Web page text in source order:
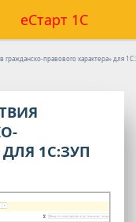
еСтарт 1С
правового характера» для
1С:ЗУП